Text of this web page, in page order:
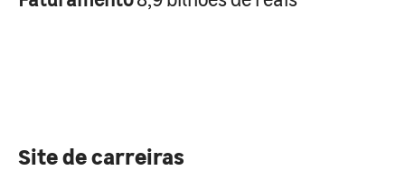
Site de carreiras